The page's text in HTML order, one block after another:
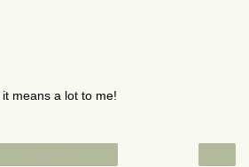
means a lot to me!